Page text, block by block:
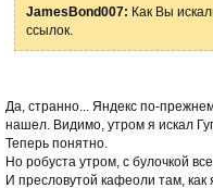
JamesBond007: Как Вы
ссылок.
Да, странно... Яндекс по-
нашел. Видимо, утром я искал
Теперь понятно.
Но робуста утром, с булочкой
И пресловутой кафеоли там,